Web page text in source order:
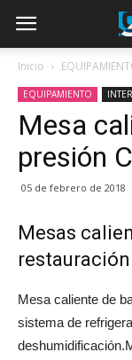
Inicio
EQUIPAMIENTO
Mesa
presión
05 de febrero de 2018
Mesas
Mesa caliente de
sistema de